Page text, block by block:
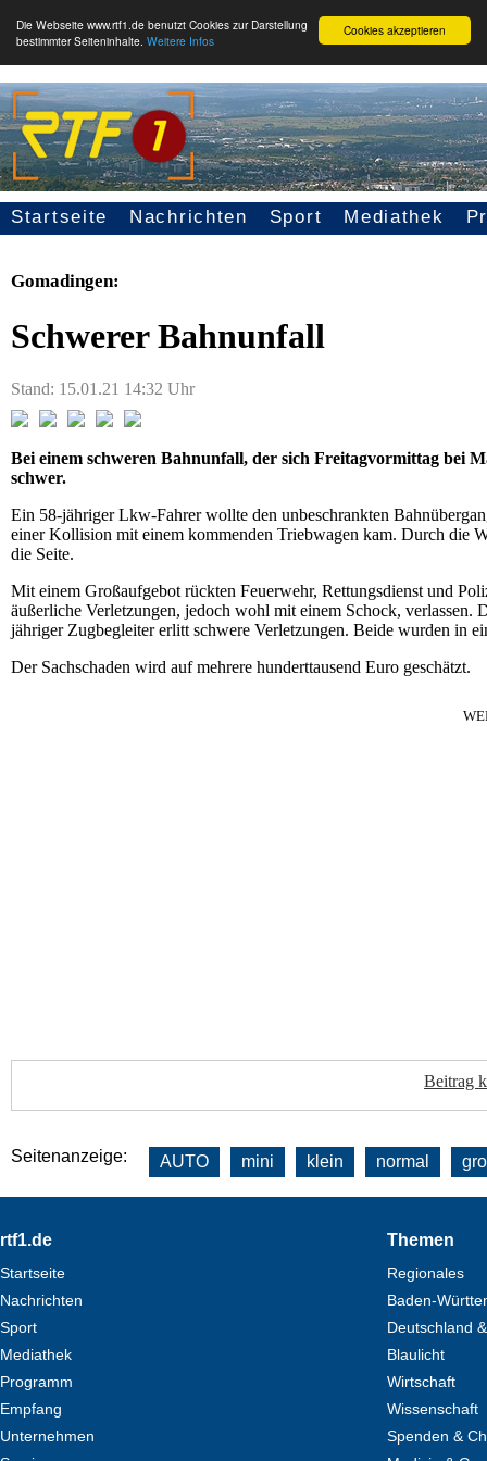
Cookies akzeptieren
Die Webseite www.rtf1.de benutzt Cookies zur Darstellung
bestimmter Seiteninhalte. Weitere Infos
Seitennavigation
Startseite Nachrichten Sport Mediathek
Gomadingen:
Schwerer Bahnunfall
Stand: 15.01.21 14:32 Uhr
Bei einem schweren Bahnunfall, der sich Freitagvormittag bei
schwer.
Ein 58-jähriger Lkw-Fahrer wollte den unbeschrankten
einer Kollision mit einem kommenden Triebwagen kam. Durch die
die Seite.
Mit einem Großaufgebot rückten Feuerwehr, Rettungsdienst und
äußerliche Verletzungen, jedoch wohl mit einem Schock,
jähriger Zugbegleiter erlitt schwere Verletzungen. Beide wurden in
Der Sachschaden wird auf mehrere hunderttausend Euro geschätzt.
Beitrag
Seitenanzeige: AUTO mini klein normal
Footer
rtf1.de
Startseite
Nachrichten
Sport
Mediathek
Programm
Empfang
Unternehmen
Themen
Regionales
Baden-
Deutschland
Blaulicht
Wirtschaft
Wissenschaft
Spenden &